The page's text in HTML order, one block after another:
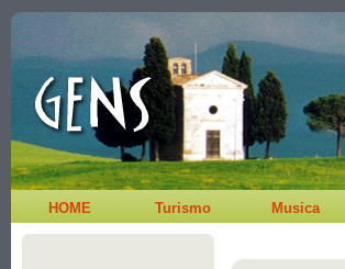
HOME Turismo Musica